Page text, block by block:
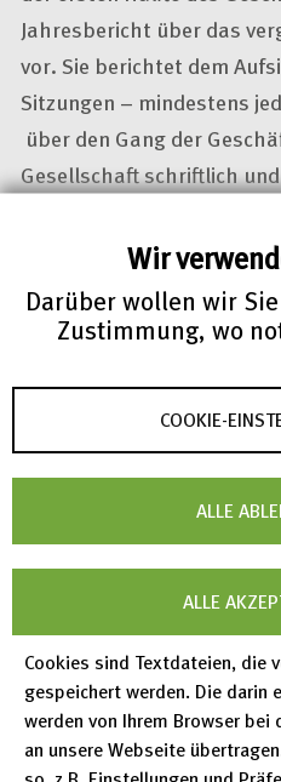
Wir
Darüber wollen wir
Zustimmung, wo
COOKIE-
ALLE
ALLE
Cookies sind Textdateien, die
gespeichert werden. Die darin
werden von Ihrem Browser
an unsere Webseite
Jahresbericht über das
vor. Sie berichtet dem
Sitzungen – mindestens
über den Gang der
Gesellschaft schriftlich
Stellvertreter/der
bei wichtigem Anlass.
2.
Ziffer 4.2.1)